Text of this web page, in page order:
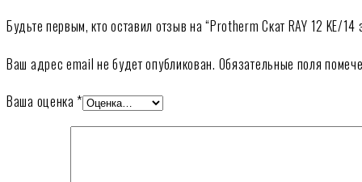
Будьте первым, кто оставил отзыв на “Protherm Скат RAY 12 KE/14
Ваш адрес email не будет опубликован. Обязательные поля
Ваша оценка*